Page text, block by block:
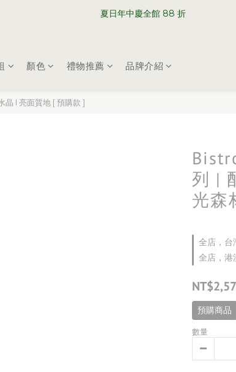
WELCOME TO SABRE PARIS
夏日年中慶全館 88 折
顏色 禮物推薦 品牌介紹
晶 l 亮面質地 [ 預購款 ]
列 |
光森
全店，
全店，
預購商品
數量